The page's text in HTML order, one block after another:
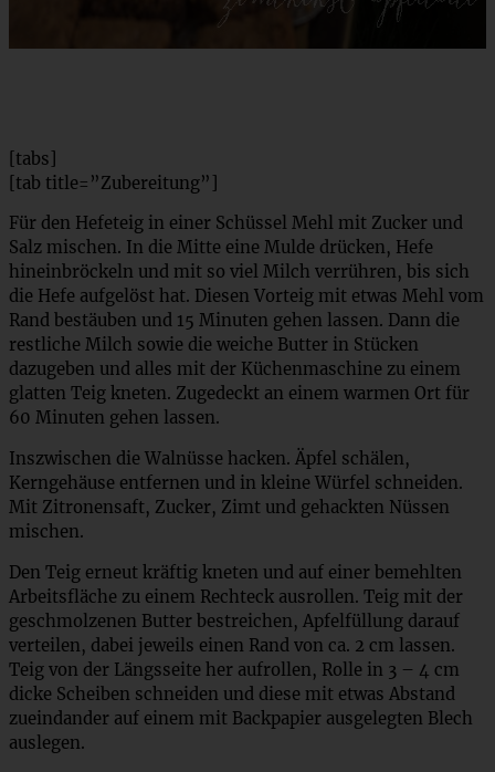
[tabs]
[tab title=”Zubereitung”]
Für den Hefeteig in einer Schüssel Mehl mit Zucker und
Salz mischen. In die Mitte eine Mulde drücken, Hefe
hineinbröckeln und mit so viel Milch verrühren, bis sich
die Hefe aufgelöst hat. Diesen Vorteig mit etwas Mehl vom
Rand bestäuben und 15 Minuten gehen lassen. Dann die
restliche Milch sowie die weiche Butter in Stücken
dazugeben und alles mit der Küchenmaschine zu einem
glatten Teig kneten. Zugedeckt an einem warmen Ort für
60 Minuten gehen lassen.
Inszwischen die Walnüsse hacken. Äpfel schälen,
Kerngehäuse entfernen und in kleine Würfel schneiden.
Mit Zitronensaft, Zucker, Zimt und gehackten Nüssen
mischen.
Den Teig erneut kräftig kneten und auf einer bemehlten
Arbeitsfläche zu einem Rechteck ausrollen. Teig mit der
geschmolzenen Butter bestreichen, Apfelfüllung darauf
verteilen, dabei jeweils einen Rand von ca. 2 cm lassen.
Teig von der Längsseite her aufrollen, Rolle in 3 – 4 cm
dicke Scheiben schneiden und diese mit etwas Abstand
zueindander auf einem mit Backpapier ausgelegten Blech
auslegen.